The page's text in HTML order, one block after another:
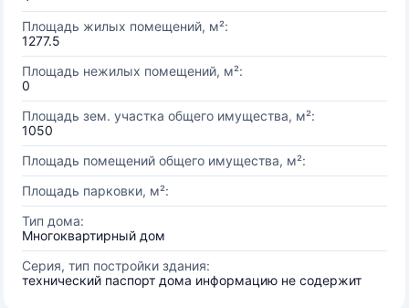
Площадь жилых помещений, м²:
1277.5
Площадь нежилых помещений, м²:
0
Площадь зем. участка общего имущества, м²:
1050
Площадь помещений общего имущества, м²:
Площадь парковки, м²:
Тип дома:
Многоквартирный дом
Серия, тип постройки здания:
технический паспорт дома информацию не содержит